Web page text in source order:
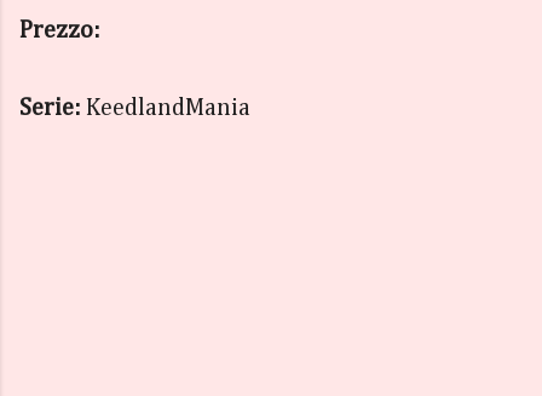
Prezzo:
Serie: KeedlandMania